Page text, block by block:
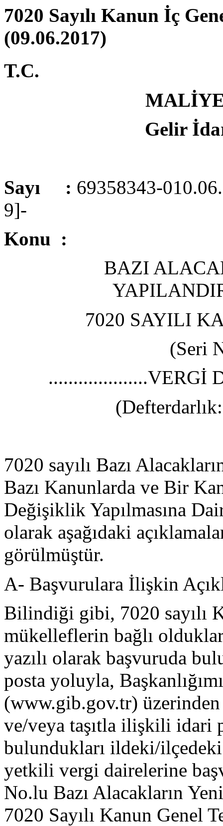
7020 Sayılı Kanun İç
(09.06.2017)
T.C.
Gelir
Sayı : 69358343-
Konu :
BAZI
7020 SAYILI
(Seri
....................VERGİ
7020 sayılı Bazı
Bazı Kanunlarda ve Bir
Değişiklik Yapılmasına
olarak aşağıdaki
görülmüştür.
A- Başvurulara İlişkin
Bilindiği gibi, 7020 sayılı
mükelleflerin bağlı
yazılı olarak başvuruda
posta yoluyla,
(www.gib.gov.tr)
ve/veya taşıtla ilişkili idari
bulundukları ildeki/
yetkili vergi dairelerine
No.lu Bazı Alacakların
7020 Sayılı Kanun Genel